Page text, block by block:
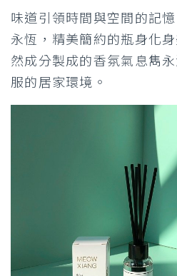
味道引領時間與空間的記
永恆，精美簡約的瓶身化
然成分製成的香氛氣息雋
服的居家環境。